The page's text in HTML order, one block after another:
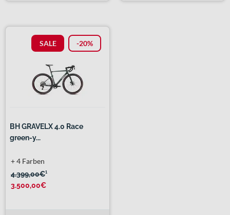
SALE -20%
BH GRAVELX 4.0 Race
green-y...
4.399,00€¹
3.500,00€
+ 4 Farben